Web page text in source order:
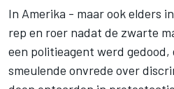
In Amerika - maar ook elders
rep en roer nadat de zwarte
een politieagent werd
smeulende onvrede over